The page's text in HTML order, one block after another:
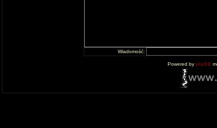
Wiadomość:
Powered by phpBB